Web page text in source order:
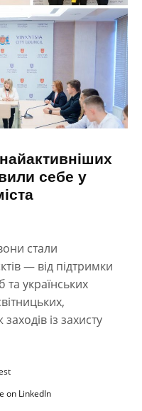
себе у
стали
— від підтримки
українських
із захисту